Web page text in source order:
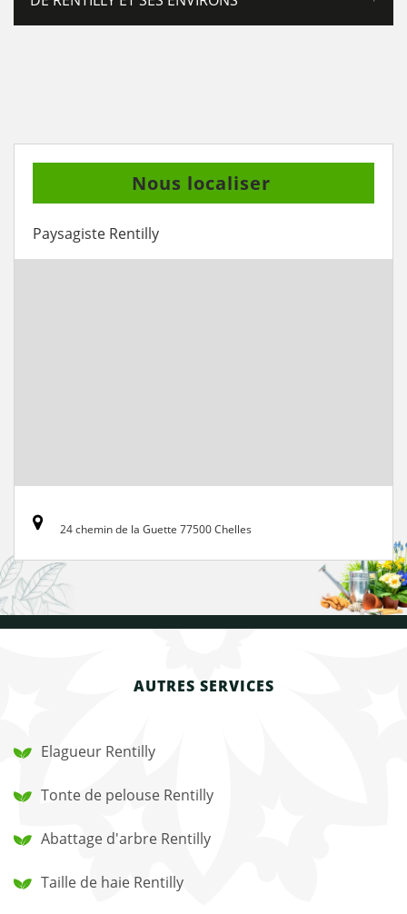
Nous localiser
Paysagiste Rentilly
24 chemin de la Guette 77500 Chelles
AUTRES SERVICES
Elagueur Rentilly
Tonte de pelouse Rentilly
Abattage d'arbre Rentilly
Taille de haie Rentilly